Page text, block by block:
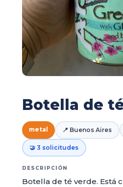
Botella de
metal 📍 Buenos Aires
🤝 3 solicitudes
DESCRIPCIÓN
Botella de té verde. Está